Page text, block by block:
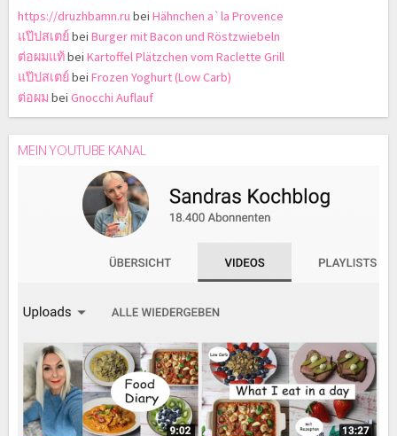
https://druzhbamn.ru bei Hähnchen a`la Provence
แป๊ปสเตย์bei Burger mit Bacon und Röstzwiebeln
ต่อผมแท้bei Kartoffel Plätzchen vom Raclette Grill
แป๊ปสเตย์bei Frozen Yoghurt (Low Carb)
ต่อผม bei Gnocchi Auflauf
MEIN YOUTUBE KANAL